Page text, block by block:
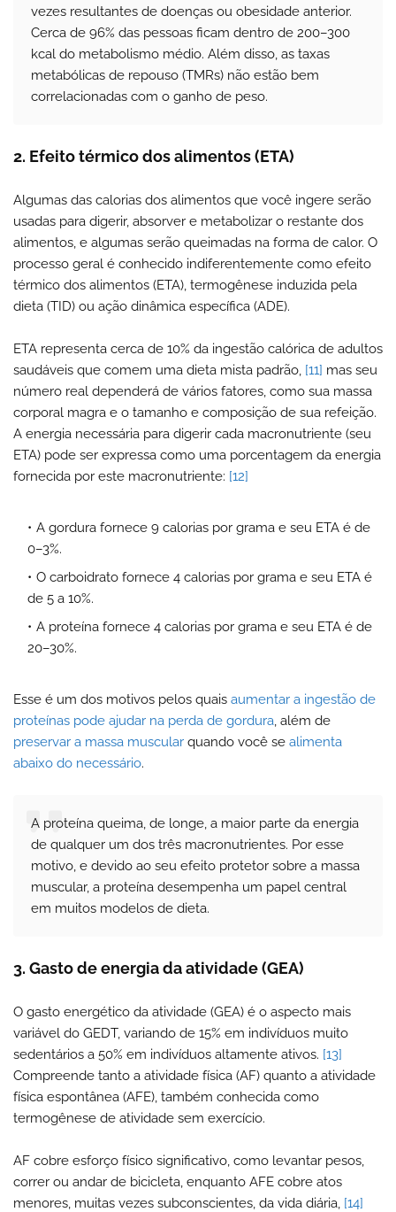
vezes resultantes de doenças ou obesidade anterior.
Cerca de 96% das pessoas ficam dentro de 200–300
kcal do metabolismo médio. Além disso, as taxas
metabólicas de repouso (TMRs) não estão bem
correlacionadas com o ganho de peso.
2. Efeito térmico dos alimentos (ETA)
Algumas das calorias dos alimentos que você ingere serão
usadas para digerir, absorver e metabolizar o restante dos
alimentos, e algumas serão queimadas na forma de calor. O
processo geral é conhecido indiferentemente como efeito
térmico dos alimentos (ETA), termogênese induzida pela
dieta (TID) ou ação dinâmica específica (ADE).
ETA representa cerca de 10% da ingestão calórica de adultos
saudáveis ​​que comem uma dieta mista padrão, [11] mas seu
número real dependerá de vários fatores, como sua massa
corporal magra e o tamanho e composição de sua refeição.
A energia necessária para digerir cada macronutriente (seu
ETA) pode ser expressa como uma porcentagem da energia
fornecida por este macronutriente: [12]
A gordura fornece 9 calorias por grama e seu ETA é de
0–3%.
O carboidrato fornece 4 calorias por grama e seu ETA é
de 5 a 10%.
A proteína fornece 4 calorias por grama e seu ETA é de
20–30%.
Esse é um dos motivos pelos quais aumentar a ingestão de
proteínas pode ajudar na perda de gordura, além de
preservar a massa muscular quando você se alimenta
abaixo do necessário.
A proteína queima, de longe, a maior parte da energia
de qualquer um dos três macronutrientes. Por esse
motivo, e devido ao seu efeito protetor sobre a massa
muscular, a proteína desempenha um papel central
em muitos modelos de dieta.
3. Gasto de energia da atividade (GEA)
O gasto energético da atividade (GEA) é o aspecto mais
variável do GEDT, variando de 15% em indivíduos muito
sedentários a 50% em indivíduos altamente ativos. [13]
Compreende tanto a atividade física (AF) quanto a atividade
física espontânea (AFE), também conhecida como
termogênese de atividade sem exercício.
AF cobre esforço físico significativo, como levantar pesos,
correr ou andar de bicicleta, enquanto AFE cobre atos
menores, muitas vezes subconscientes, da vida diária, [14]